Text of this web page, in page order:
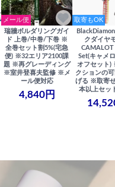
メール便
瑞牆ボルダリングガイ
ド 上巻/中巻/下巻 ※
全巻セット割5%(宅急
便) ※32エリア2100課
題 ※再グレーディング
※室井登喜夫監修 ※メ
ール便対応
4,840円
取寄もOK
クダイヤ
Set(キャメ
オフセット)
クションの
げる ※取寄
本以上セッ